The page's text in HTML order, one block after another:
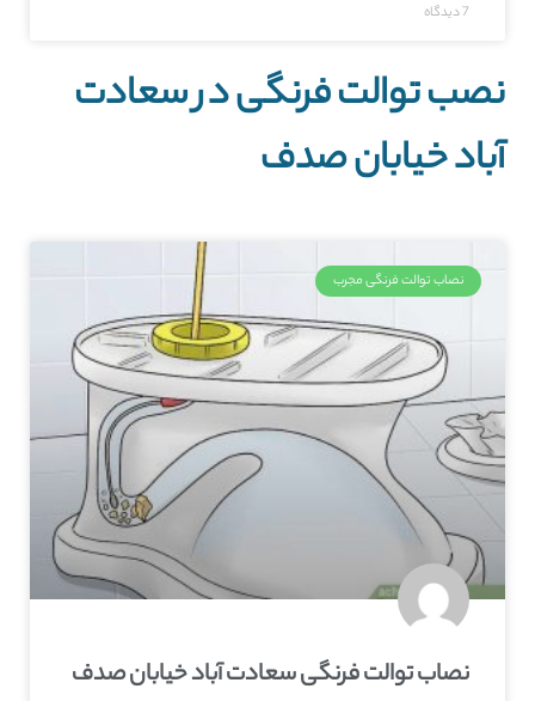
7 دیدگاه
نصب توالت فرنگی در سعادت
آباد خیابان صدف
نصاب توالت فرنگی مجرب
نصاب توالت فرنگی سعادت آباد خیابان صدف